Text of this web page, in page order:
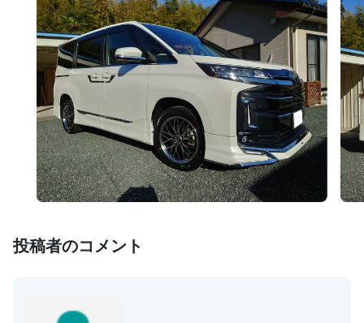
投稿者のコメント